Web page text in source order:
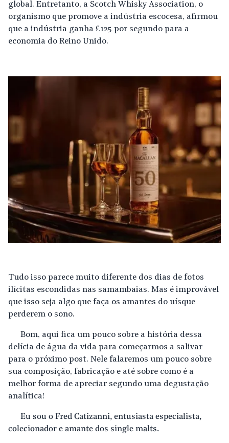
global. Entretanto, a Scotch Whisky Association, o
organismo que promove a indústria escocesa, afirmou
que a indústria ganha £125 por segundo para a
economia do Reino Unido.
Tudo isso parece muito diferente dos dias de fotos
ilícitas escondidas nas samambaias. Mas é improvável
que isso seja algo que faça os amantes do uísque
perderem o sono.
Bom, aqui fica um pouco sobre a história dessa
delícia de água da vida para começarmos a salivar
para o próximo post. Nele falaremos um pouco sobre
sua composição, fabricação e até sobre como é a
melhor forma de apreciar segundo uma degustação
analítica!
Eu sou o Fred Catizanni, entusiasta especialista,
colecionador e amante dos single malts.